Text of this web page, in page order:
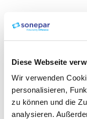
Diese Webseite
Wir verwenden
personalisieren,
zu können und die
analysieren.